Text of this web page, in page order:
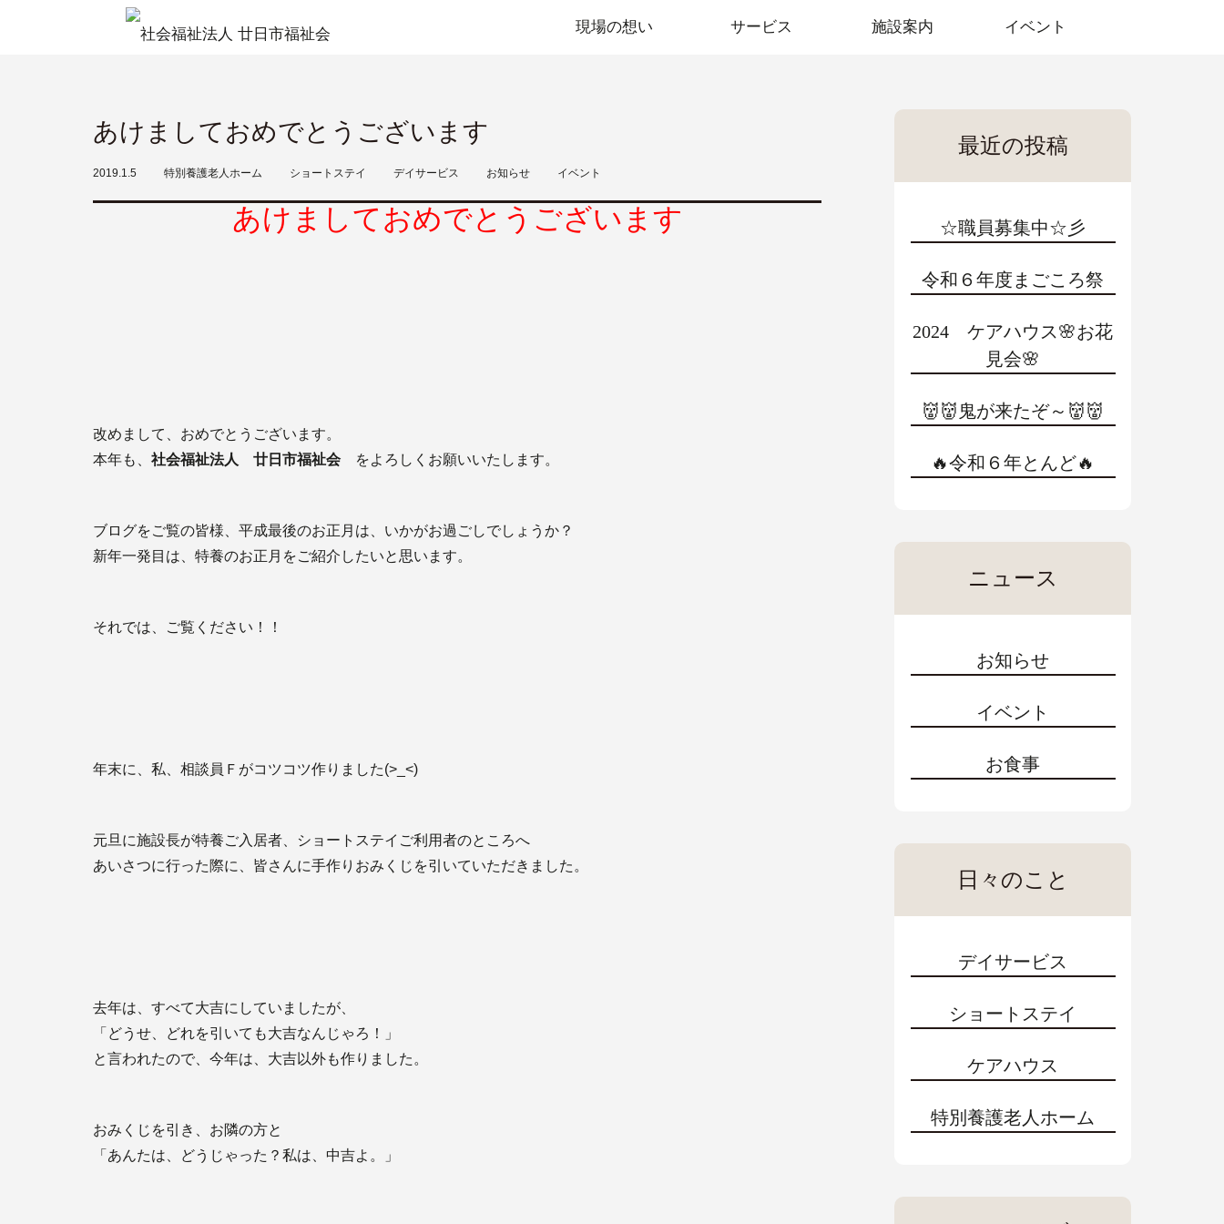
現場の想い サービス 施設案内 イベント
あけましておめでとうございます
2019.1.5 特別養護老人ホーム ショートステイ デイサービス お知らせ イベント
あけましておめでとうございます
改めまして、おめでとうございます。
本年も、 社会福祉法人 廿日市福祉会 をよろしくお願いいたします。
ブログをご覧の皆様、平成最後のお正月は、いかがお過ごしでしょうか？
新年一発目は、特養のお正月をご紹介したいと思います。
それでは、ご覧ください！！
年末に、私、相談員Ｆがコツコツ作りました(>_<)
元旦に施設長が特養ご入居者、ショートステイご利用者のところへ
あいさつに行った際に、皆さんに手作りおみくじを引いていただきました。
去年は、すべて大吉にしていましたが、
「どうせ、どれを引いても大吉なんじゃろ！」
と言われたので、今年は、大吉以外も作りました。
おみくじを引き、お隣の方と
「あんたは、どうじゃった？私は、中吉よ。」
最近の投稿
☆職員募集中☆彡
令和６年度まごころ祭
2024 ケアハウス🌸お花
見会🌸
👹👹鬼が来たぞ～👹👹
🔥令和６年とんど🔥
ニュース
お知らせ
イベント
お食事
日々のこと
デイサービス
ショートステイ
ケアハウス
特別養護老人ホーム